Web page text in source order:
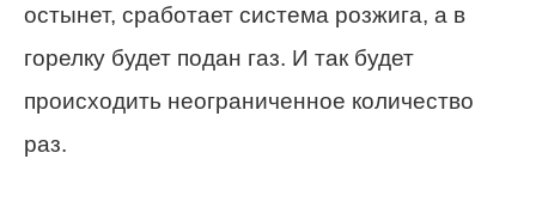
остынет, сработает система розжига, а в
горелку будет подан газ. И так будет
происходить неограниченное количество
раз.